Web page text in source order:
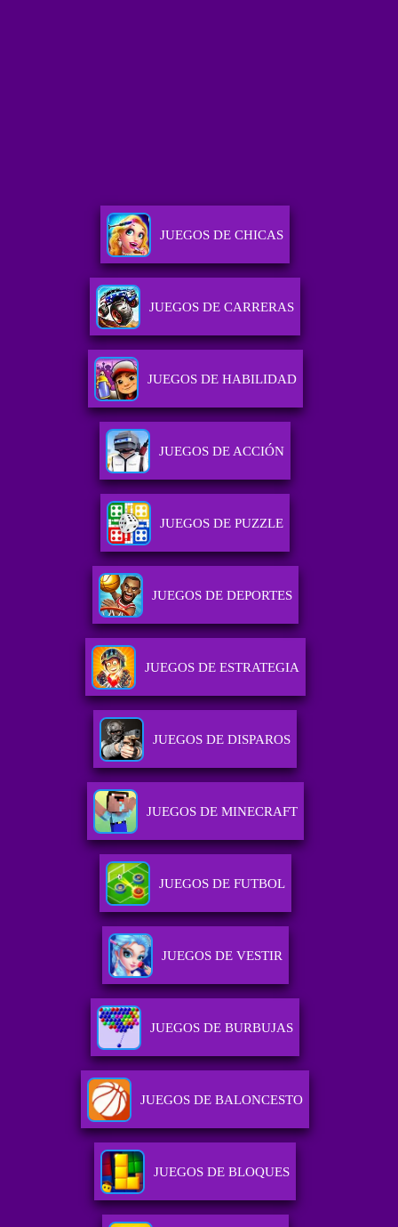
JUEGOS DE CHICAS
JUEGOS DE CARRERAS
JUEGOS DE HABILIDAD
JUEGOS DE ACCIÓN
JUEGOS DE PUZZLE
JUEGOS DE DEPORTES
JUEGOS DE ESTRATEGIA
JUEGOS DE DISPAROS
JUEGOS DE MINECRAFT
JUEGOS DE FUTBOL
JUEGOS DE VESTIR
JUEGOS DE BURBUJAS
JUEGOS DE BALONCESTO
JUEGOS DE BLOQUES